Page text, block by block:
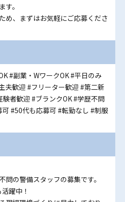
。
め、まずはお気軽にご応募くださ
#副業・WワークOK#平日のみ
夫歓迎#フリーター歓迎 #第二新
験者歓迎#ブランクOK#学歴不問
可#50代も応募可 #転勤なし #制服
問の警備スタッフの募集です。
躍中！